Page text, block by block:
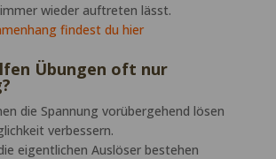
wieder auftreten lässt.
findest du hier
Übungen oft nur
die Spannung vorübergehend lösen
verbessern.
eigentlichen Auslöser bestehen